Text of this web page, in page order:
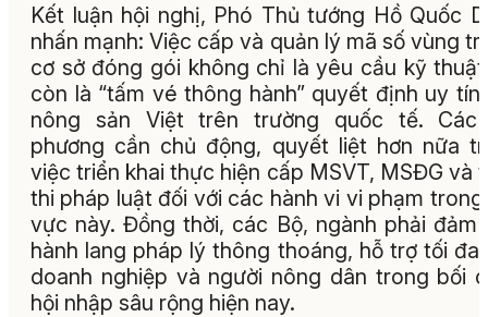
Kết luận hội nghị, Phó Thủ tướng Hồ Quốc
nhấn mạnh: Việc cấp và quản lý mã số vùng
cơ sở đóng gói không chỉ là yêu cầu kỹ
còn là “tấm vé thông hành” quyết định uy tín
nông sản Việt trên trường quốc tế. Các
phương cần chủ động, quyết liệt hơn nữa
việc triển khai thực hiện cấp MSVT, MSĐG và
thi pháp luật đối với các hành vi vi phạm trong
vực này. Đồng thời, các Bộ, ngành phải đảm
hành lang pháp lý thông thoáng, hỗ trợ tối đa
doanh nghiệp và người nông dân trong bối
hội nhập sâu rộng hiện nay.